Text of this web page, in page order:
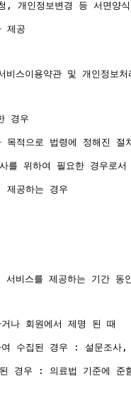
, 개인정보변경 등 서면
제공
비스이용약관 및 개인정
경우
적으로 법령에 정해진 절
를 위하여 필요한 경우로
공하는 경우
서비스를 제공하는 기간
나 회원에서 제명 된 때
수집된 경우 : 설문조사
경우 : 의료법 기준에 준